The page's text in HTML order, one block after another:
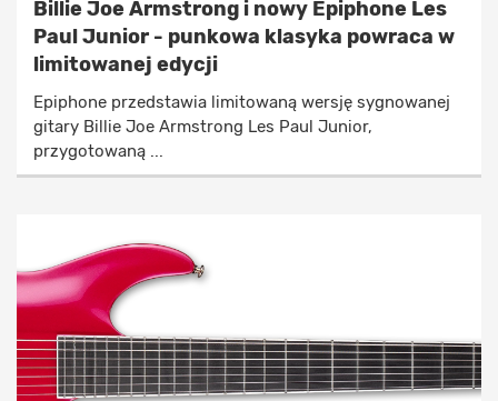
Billie Joe Armstrong i nowy Epiphone Les
Paul Junior - punkowa klasyka powraca w
limitowanej edycji
Epiphone przedstawia limitowaną wersję sygnowanej
gitary Billie Joe Armstrong Les Paul Junior,
przygotowaną ...